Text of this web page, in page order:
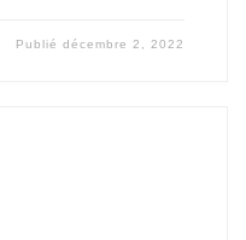
Publiédécembre 2, 2022